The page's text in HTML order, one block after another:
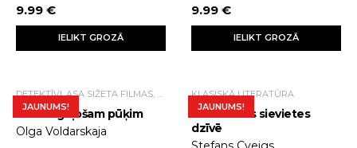
9.99 €
IELIKT GROZĀ
9.99 €
IELIKT GROZĀ
JAUNUMS!
Slazds guļošam pūķim
Olga Voldarskaja
JAUNUMS!
KLASISKĀ LITERATŪRA
24 stundas sievietes
dzīvē